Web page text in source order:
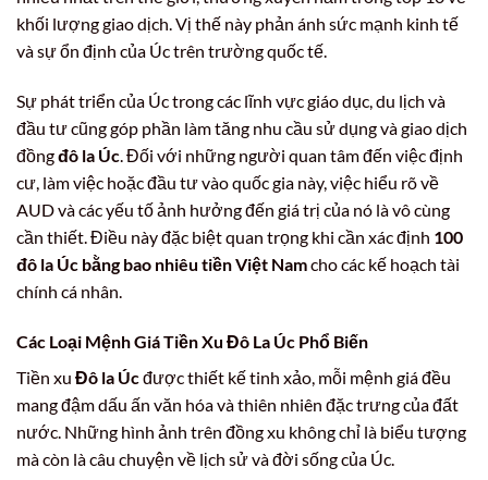
khối lượng giao dịch. Vị thế này phản ánh sức mạnh kinh tế
và sự ổn định của Úc trên trường quốc tế.
Sự phát triển của Úc trong các lĩnh vực giáo dục, du lịch và
đầu tư cũng góp phần làm tăng nhu cầu sử dụng và giao dịch
đồngđô la Úc. Đối với những người quan tâm đến việc định
cư, làm việc hoặc đầu tư vào quốc gia này, việc hiểu rõ về
AUD và các yếu tố ảnh hưởng đến giá trị của nó là vô cùng
cần thiết. Điều này đặc biệt quan trọng khi cần xác định 100
đô la Úc bằng bao nhiêu tiền Việt Namcho các kế hoạch tài
chính cá nhân.
Các Loại Mệnh Giá Tiền Xu Đô La Úc Phổ Biến
Tiền xu Đô la Úcđược thiết kế tinh xảo, mỗi mệnh giá đều
mang đậm dấu ấn văn hóa và thiên nhiên đặc trưng của đất
nước. Những hình ảnh trên đồng xu không chỉ là biểu tượng
mà còn là câu chuyện về lịch sử và đời sống của Úc.